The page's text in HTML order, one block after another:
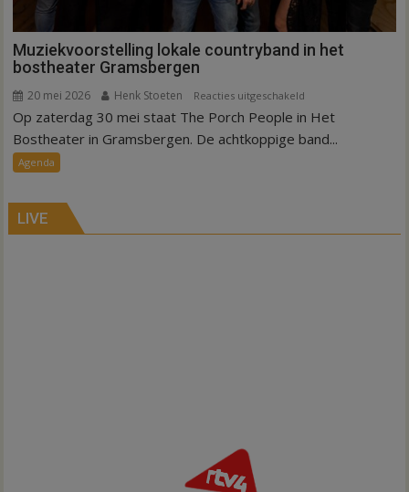
Muziekvoorstelling lokale countryband in het
bostheater Gramsbergen
20 mei 2026 Henk Stoeten Reacties uitgeschakeld
Muziekvoorstelling
lokale
Gramsbergen
Op zaterdag 30 mei staat The Porch People in Het
Bostheater in Gramsbergen. De achtkoppige band...
Agenda
LIVE